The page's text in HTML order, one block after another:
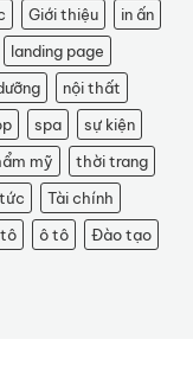
Giới thiệu
in ấn
landing page
nội thất
spa
sự kiện
mỹ
thời trang
Tài chính
ô tô
Đào tạo